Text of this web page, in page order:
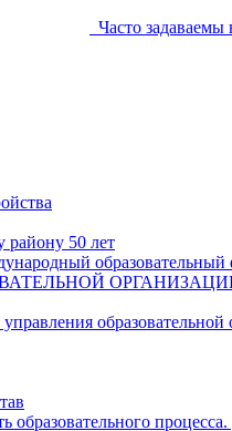
Часто задаваемы
району 50 лет
образовательной
процесса.